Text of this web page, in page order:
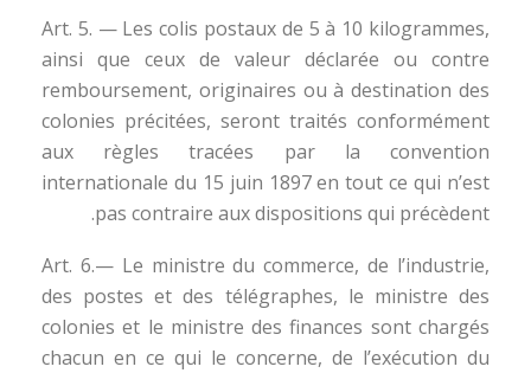
Art. 5. — Les colis postaux de 5 à 10 kilogrammes,
ainsi que ceux de valeur déclarée ou contre
remboursement, originaires ou à destination des
colonies précitées, seront traités conformément
aux règles tracées par la convention
internationale du 15 juin 1897 en tout ce qui n’est
pas contraire aux dispositions qui précèdent.
Art. 6.— Le ministre du commerce, de l’industrie,
des postes et des télégraphes, le ministre des
colonies et le ministre des finances sont chargés
chacun en ce qui le concerne, de l’exécution du